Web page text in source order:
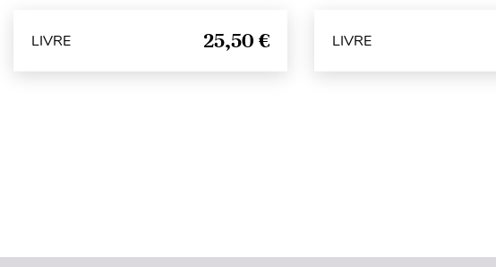
LIVRE 25,50 € LIVRE